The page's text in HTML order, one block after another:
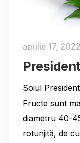
aprilie 17, 2022
Soiul
Fructe sunt
diametru 40-
rotunjită, de